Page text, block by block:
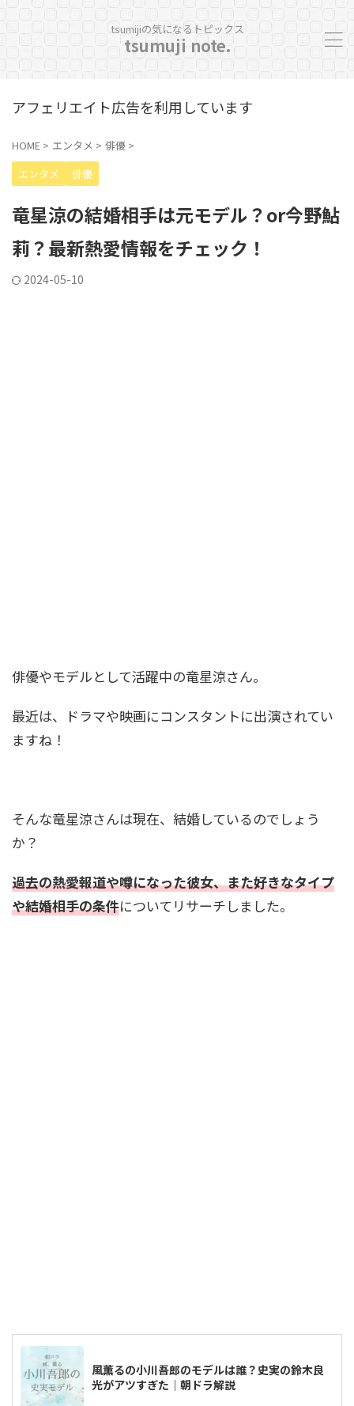
tsumijiの気になるトピックス
tsumuji note.
アフェリエイト広告を利用しています
HOME > エンタメ > 俳優 >
エンタメ
俳優
竜星涼の結婚相手は元モデル？or今野鮎
莉？最新熱愛情報をチェック！
2024-05-10
俳優やモデルとして活躍中の竜星涼さん。
最近は、ドラマや映画にコンスタントに出演されてい
ますね！
そんな竜星涼さんは現在、結婚しているのでしょう
か？
過去の熱愛報道や噂になった彼女、また好きなタイプ
や結婚相手の条件についてリサーチしました。
風薫るの小川吾郎のモデルは誰？史実の鈴木良
光がアツすぎた｜朝ドラ解説